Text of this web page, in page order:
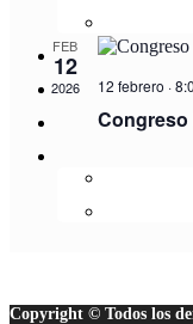
FEB
12
2026 12 febrero ·
Congreso
Copyright © Todos los